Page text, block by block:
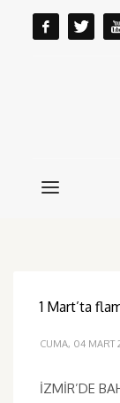
1 Mart’ta
CUMA, 04 MART
İZMİR’DE